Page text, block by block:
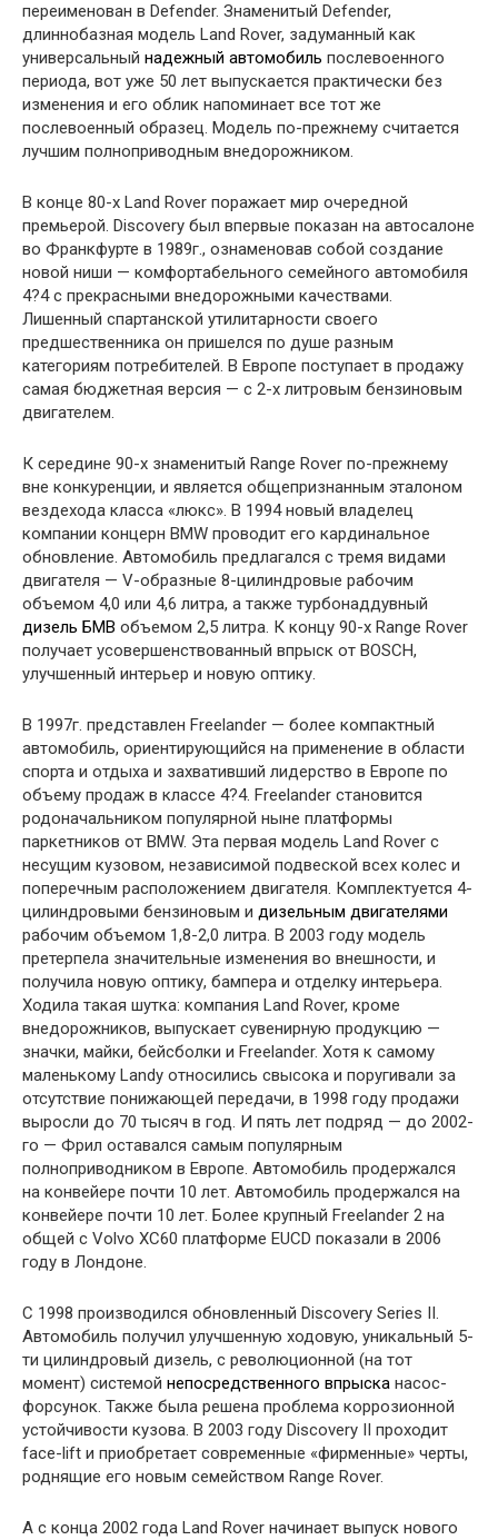
переименован в Defender. Знаменитый Defender,
длиннобазная модель Land Rover, задуманный как
универсальный надежный автомобиль послевоенного
периода, вот уже 50 лет выпускается практически без
изменения и его облик напоминает все тот же
послевоенный образец. Модель по-прежнему считается
лучшим полноприводным внедорожником.
В конце 80-х Land Rover поражает мир очередной
премьерой. Discovery был впервые показан на автосалоне
во Франкфурте в 1989г., ознаменовав собой создание
новой ниши — комфортабельного семейного автомобиля
4?4 с прекрасными внедорожными качествами.
Лишенный спартанской утилитарности своего
предшественника он пришелся по душе разным
категориям потребителей. В Европе поступает в продажу
самая бюджетная версия — с 2-х литровым бензиновым
двигателем.
К середине 90-х знаменитый Range Rover по-прежнему
вне конкуренции, и является общепризнанным эталоном
вездехода класса «люкс». В 1994 новый владелец
компании концерн BMW проводит его кардинальное
обновление. Автомобиль предлагался с тремя видами
двигателя — V-образные 8-цилиндровые рабочим
объемом 4,0 или 4,6 литра, а также турбонаддувный
дизель БМВ объемом 2,5 литра. К концу 90-х Range Rover
получает усовершенствованный впрыск от BOSCH,
улучшенный интерьер и новую оптику.
В 1997г. представлен Freelander — более компактный
автомобиль, ориентирующийся на применение в области
спорта и отдыха и захвативший лидерство в Европе по
объему продаж в классе 4?4. Freelander становится
родоначальником популярной ныне платформы
паркетников от BMW. Эта первая модель Land Rover с
несущим кузовом, независимой подвеской всех колес и
поперечным расположением двигателя. Комплектуется 4-
цилиндровыми бензиновым и дизельным двигателями
рабочим объемом 1,8-2,0 литра. В 2003 году модель
претерпела значительные изменения во внешности, и
получила новую оптику, бампера и отделку интерьера.
Ходила такая шутка: компания Land Rover, кроме
внедорожников, выпускает сувенирную продукцию —
значки, майки, бейсболки и Freelander. Хотя к самому
маленькому Landy относились свысока и поругивали за
отсутствие понижающей передачи, в 1998 году продажи
выросли до 70 тысяч в год. И пять лет подряд — до 2002-
го — Фрил оставался самым популярным
полноприводником в Европе. Автомобиль продержался
на конвейере почти 10 лет. Автомобиль продержался на
конвейере почти 10 лет. Более крупный Freelander 2 на
общей с Volvo XC60 платформе EUCD показали в 2006
году в Лондоне.
С 1998 производился обновленный Discovery Series II.
Автомобиль получил улучшенную ходовую, уникальный 5-
ти цилиндровый дизель, с революционной (на тот
момент) системой непосредственного впрыска насос-
форсунок. Также была решена проблема коррозионной
устойчивости кузова. В 2003 году Discovery II проходит
face-lift и приобретает современные «фирменные» черты,
роднящие его новым семейством Range Rover.
А с конца 2002 года Land Rover начинает выпуск нового